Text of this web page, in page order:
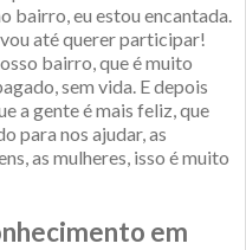
bairro, eu estou encantada.
até querer participar!
bairro, que é muito
sem vida. E depois
a gente é mais feliz, que
para nos ajudar, as
as mulheres, isso é muito
em